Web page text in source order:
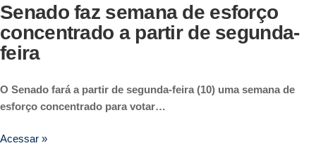
Senado faz semana de esforço
concentrado a partir de segunda-
feira
O Senado fará a partir de segunda-feira (10) uma semana de
esforço concentrado para votar…
Acessar »